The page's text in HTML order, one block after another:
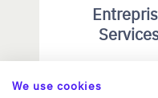
CA :
We use cookies